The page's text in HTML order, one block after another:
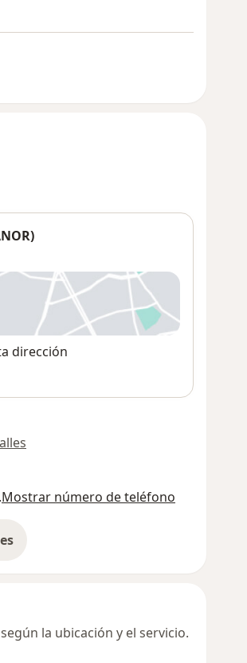
una nueva pestaña
dirección
Mostrar número de teléfono
la ubicación y el servicio.